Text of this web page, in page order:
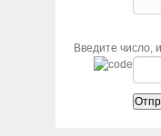
Введите число,